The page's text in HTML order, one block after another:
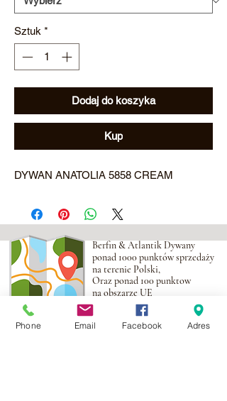
Sztuk *
Dodaj do koszyka
Kup
DYWAN ANATOLIA 5858 CREAM
Berfin & Atlantik Dywany
ponad 1000 punktów sprzedaży
na terenie Polski,
Oraz ponad 100 punktow
na obszarze UE
Adres:
Al. Krakowska 2,
Phone Email Facebook Adres